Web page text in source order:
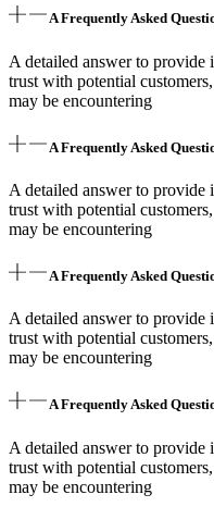
A Frequently Asked
A detailed answer to provide
trust with potential
may be encountering
A Frequently Asked
A detailed answer to provide
trust with potential
may be encountering
A Frequently Asked
A detailed answer to provide
trust with potential
may be encountering
A Frequently Asked
A detailed answer to provide
trust with potential
may be encountering